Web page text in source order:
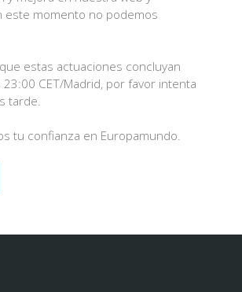
este momento no podemos
estas actuaciones concluyan
CET/Madrid, por favor intenta
tarde.
tu confianza en Europamundo.